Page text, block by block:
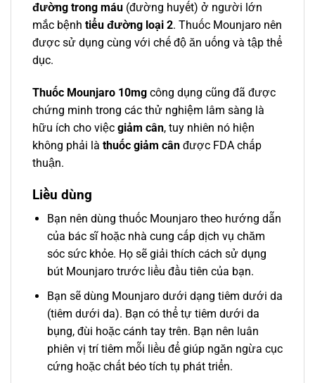
đường trong máu (đường huyết) ở người lớn
mắc bệnh tiểu đường loại 2. Thuốc Mounjaro nên
được sử dụng cùng với chế độ ăn uống và tập thể
dục.
Thuốc Mounjaro 10mg công dụng cũng đã được
chứng minh trong các thử nghiệm lâm sàng là
hữu ích cho việc giảm cân, tuy nhiên nó hiện
không phải là thuốc giảm cân được FDA chấp
thuận.
Liều dùng
Bạn nên dùng thuốc Mounjaro theo hướng dẫn
của bác sĩ hoặc nhà cung cấp dịch vụ chăm
sóc sức khỏe. Họ sẽ giải thích cách sử dụng
bút Mounjaro trước liều đầu tiên của bạn.
Bạn sẽ dùng Mounjaro dưới dạng tiêm dưới da
(tiêm dưới da). Bạn có thể tự tiêm dưới da
bụng, đùi hoặc cánh tay trên. Bạn nên luân
phiên vị trí tiêm mỗi liều để giúp ngăn ngừa cục
cứng hoặc chất béo tích tụ phát triển.